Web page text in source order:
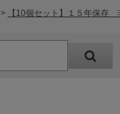
> 【10個セット】１５年保